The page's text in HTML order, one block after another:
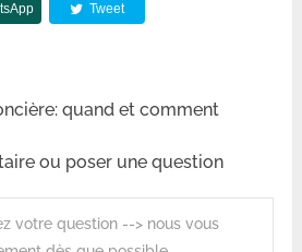
Tweet
quand et comment
ou poser une question